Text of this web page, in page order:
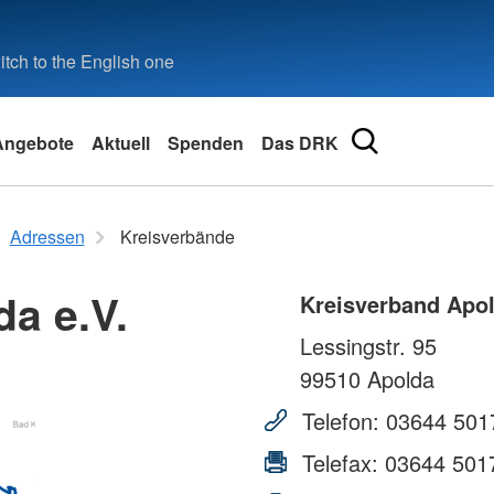
to the English one
Erste Hilfe online
Kurs-Termine für Erste Hilfe
#seidabei
Wohl-
Jugend-
Aktuell Spenden Das DRK
Kontakt
Rotes
Adressen Kreisverbände
e.V.
Kreisverband
Lessingstr. 95
99510 Apolda
Telefon: 03644
Telefax: 03644